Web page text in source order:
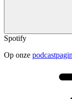
Spotify
Op onze